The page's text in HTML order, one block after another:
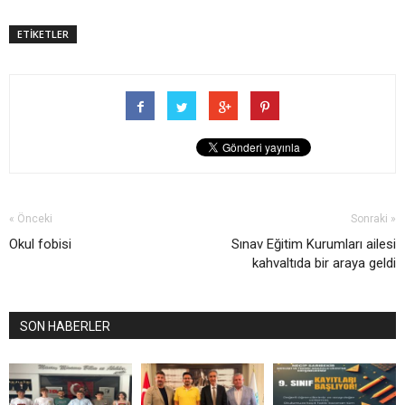
ETİKETLER
« Önceki
Okul fobisi
Sonraki »
Sınav Eğitim Kurumları ailesi
kahvaltıda bir araya geldi
SON HABERLER